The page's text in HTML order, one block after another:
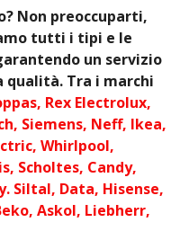
Non preoccuparti,
tutti i tipi e le
un servizio
qualità. Tra i marchi
Rex Electrolux,
Siemens, Neff, Ikea,
Whirlpool,
Scholtes, Candy,
Siltal, Data, Hisense,
Askol, Liebherr,